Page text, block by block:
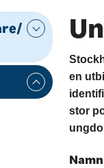
en
stor